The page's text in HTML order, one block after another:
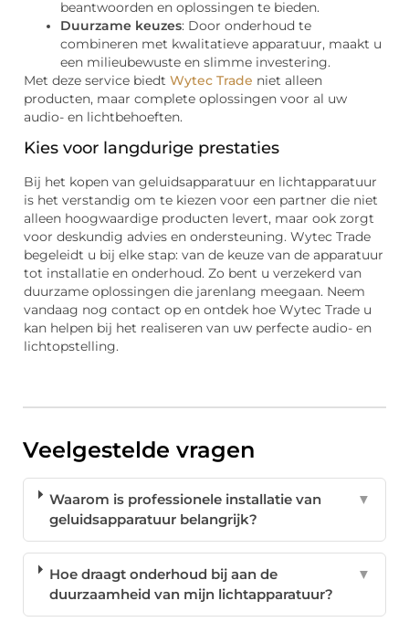
beantwoorden en oplossingen te bieden.
Duurzame keuzes: Door onderhoud te
combineren met kwalitatieve apparatuur, maakt u
een milieubewuste en slimme investering.
Met deze service biedt Wytec Trade niet alleen
producten, maar complete oplossingen voor al uw
audio- en lichtbehoeften.
Kies voor langdurige prestaties
Bij het kopen van geluidsapparatuur en lichtapparatuur
is het verstandig om te kiezen voor een partner die niet
alleen hoogwaardige producten levert, maar ook zorgt
voor deskundig advies en ondersteuning. Wytec Trade
begeleidt u bij elke stap: van de keuze van de apparatuur
tot installatie en onderhoud. Zo bent u verzekerd van
duurzame oplossingen die jarenlang meegaan. Neem
vandaag nog contact op en ontdek hoe Wytec Trade u
kan helpen bij het realiseren van uw perfecte audio- en
lichtopstelling.
Veelgestelde vragen
Waarom is professionele installatie van
geluidsapparatuur belangrijk?
▼
Hoe draagt onderhoud bij aan de
duurzaamheid van mijn lichtapparatuur?
▼